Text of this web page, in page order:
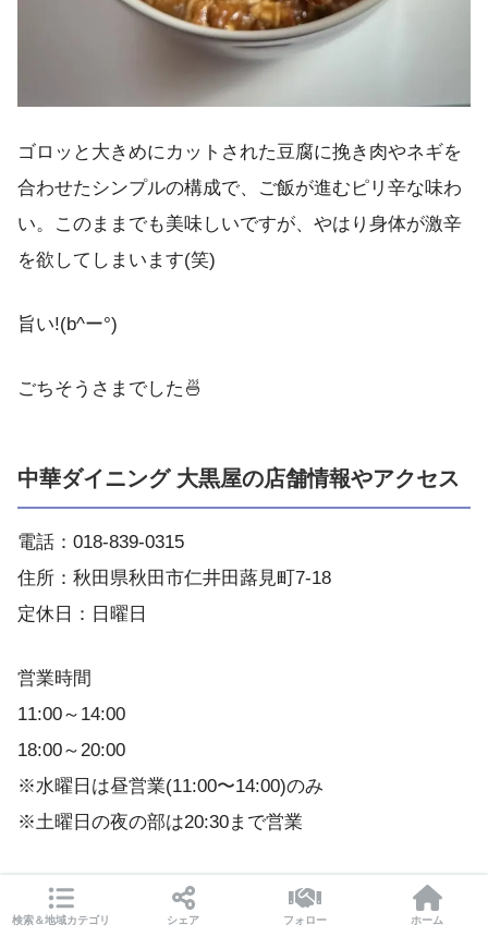
ゴロッと大きめにカットされた豆腐に挽き肉やネギを
合わせたシンプルの構成で、ご飯が進むピリ辛な味わ
い。このままでも美味しいですが、やはり身体が激辛
を欲してしまいます(笑)
旨い!(b^ー°)
ごちそうさまでした🍜
中華ダイニング 大黒屋の店舗情報やアクセス
電話：018-839-0315
住所：秋田県秋田市仁井田蕗見町7-18
定休日：日曜日
営業時間
11:00～14:00
18:00～20:00
※水曜日は昼営業(11:00〜14:00)のみ
※土曜日の夜の部は20:30まで営業
席数：38席
カウンター×6
検索＆地域カテゴリ シェア フォロー ホーム